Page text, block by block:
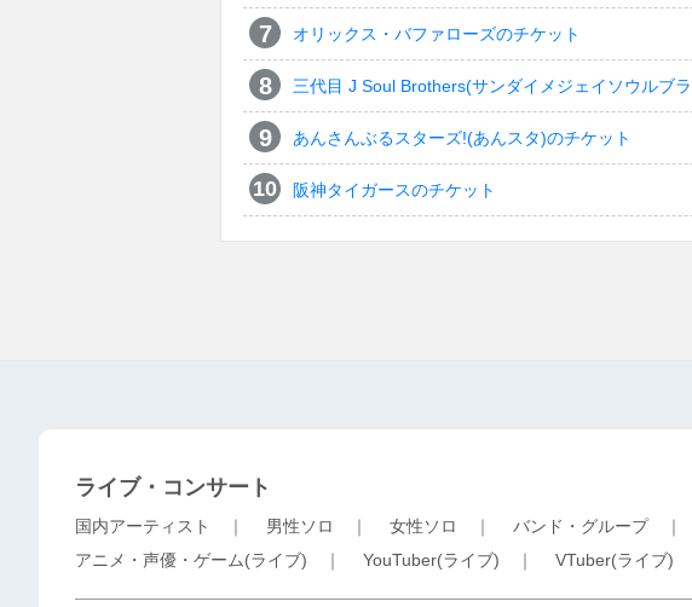
オリックス・バファローズのチケット
三代目 J Soul Brothers(サンダイメジェイソウルブ
あんさんぶるスターズ!(あんスタ)のチケット
阪神タイガースのチケット
ライブ・コンサート
国内アーティスト ｜ 男性ソロ ｜ 女性ソロ ｜ バンド・グループ
アニメ・声優・ゲーム(ライブ) ｜ YouTuber(ライブ) ｜ VTuber(ライブ)